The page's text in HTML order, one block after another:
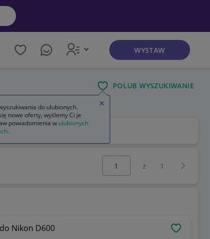
WYSTAW
POLUB WYSZUKIWANIE
z 1
Nikon D600
do ulubionych.
nowe oferty, wyślemy Ci je
powiadomienia w ulubionych
.
Zamknij wskazówkę